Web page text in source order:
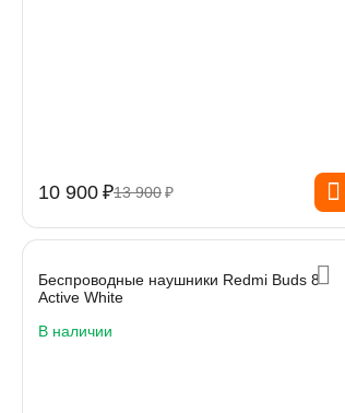
10 900 ₽13 900₽
Беспроводные наушники Redmi Buds 8
Active White
В наличии